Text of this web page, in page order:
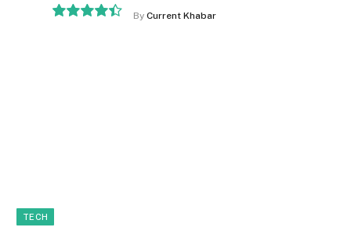
By Current Khabar
TECH